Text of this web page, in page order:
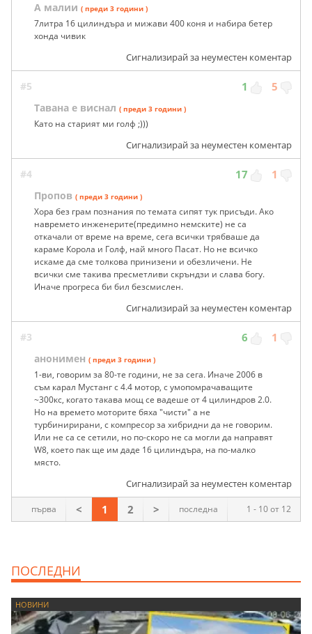
А малии ( преди 3 години )
7литра 16 цилиндъра и мижави 400 коня и набира бетер
хонда чивик
Сигнализирай за неуместен коментар
#5 1 5
Тавана е виснал ( преди 3 години )
Като на старият ми голф ;)))
Сигнализирай за неуместен коментар
#4 17 1
Пропов ( преди 3 години )
Хора без грам познания по темата сипят тук присъди. Ако
навремето инженерите(предимно немските) не са
откачали от време на време, сега всички трябваше да
караме Корола и Голф, най много Пасат. Но не всичко
искаме да сме толкова принизени и обезличени. Не
всички сме такива пресметливи скръндзи и слава богу.
Иначе прогреса би бил безсмислен.
Сигнализирай за неуместен коментар
#3 6 1
анонимен ( преди 3 години )
1-ви, говорим за 80-те години, не за сега. Иначе 2006 в
съм карал Мустанг с 4.4 мотор, с умопомрачаващите
~300кс, когато такава мощ се вадеше от 4 цилиндров 2.0.
Но на времето моторите бяха "чисти" а не
турбинирирани, с компресор за хибридни да не говорим.
Или не са се сетили, но по-скоро не са могли да направят
W8, което пак ще им даде 16 цилиндъра, на по-малко
място.
Сигнализирай за неуместен коментар
1 - 10 от 12
първа < 1 2 > последна
ПОСЛЕДНИ
НОВИНИ